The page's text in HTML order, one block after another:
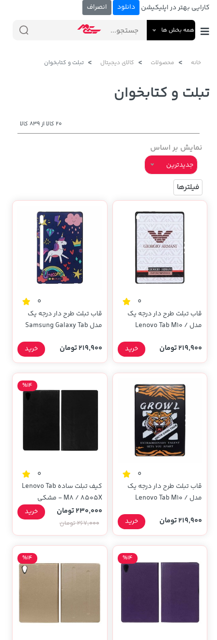
کارایی بهتر در اپلیکیشن دانلود انصراف
همه بخش ها
خانه محصولات کالای دیجیتال تبلت و کتابخوان
تبلت و کتابخوان
20 کالا از 839 کالا
نمایش بر اساس
جدیدترین
فیلترها
0
قاب تبلت طرح دار درجه یک
مدل Lenovo Tab M10 /
219,900 تومان خرید
0
قاب تبلت طرح دار درجه یک
مدل Samsung Galaxy Tab
219,900 تومان خرید
0
قاب تبلت طرح دار درجه یک
مدل Lenovo Tab M10 /
219,900 تومان خرید
0
کیف تبلت ساده Lenovo Tab
M8 / 8505X - مشکی
%14
230,000 تومان
267,000 تومان
خرید
%14
%14